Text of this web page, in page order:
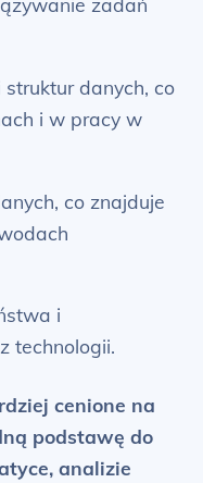
zadań
danych, co
i w pracy w
co znajduje
i
technologii.
cenione na
podstawę do
analizie